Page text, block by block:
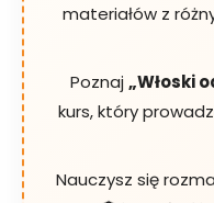
materiałów z
Poznaj„Włoski
kurs, który
Nauczysz się